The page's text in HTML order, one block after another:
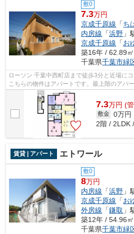
敷0
7.3万円
京成千原線 「ち
内房線 「浜野 」
京成千原線 「お
築16年 / 62.89㎡
千葉県千葉市緑
ローソン 千葉中西町店まで徒歩3分と近場に
こちらの物件はアパートです。最上階のアパ
を快適に使える光回線を導入していま...
7.3万円 (
敷金 0万円
2階 / 2LDK
賃貸 | アパート エトワール
敷0
8万円
内房線 「浜野 」
京成千原線 「お
外房線 「鎌取 」
築12年 / 54.96㎡
千葉県千葉市緑